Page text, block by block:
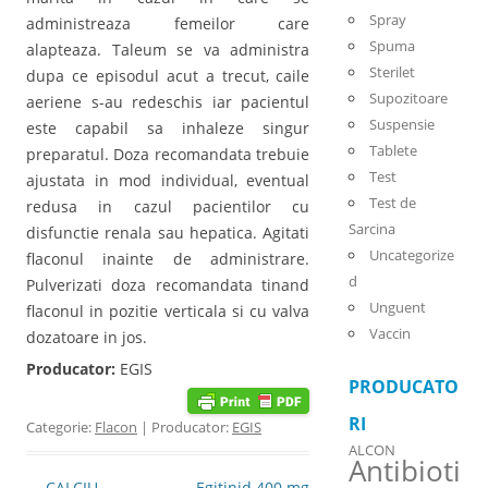
administreaza femeilor care
alapteaza. Taleum se va administra
dupa ce episodul acut a trecut, caile
aeriene s-au redeschis iar pacientul
este capabil sa inhaleze singur
preparatul. Doza recomandata trebuie
ajustata in mod individual, eventual
redusa in cazul pacientilor cu
disfunctie renala sau hepatica. Agitati
flaconul inainte de administrare.
Pulverizati doza recomandata tinand
flaconul in pozitie verticala si cu valva
dozatoare in jos.
Producator: EGIS
Categorie: Flacon | Producator: EGIS
Spray
Spuma
Sterilet
Supozitoare
Suspensie
Tablete
Test
Test de
Sarcina
Uncategorize
d
Unguent
Vaccin
PRODUCATO
RI
ALCON
Antibioti